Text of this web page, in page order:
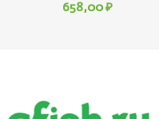
658,00 ₽